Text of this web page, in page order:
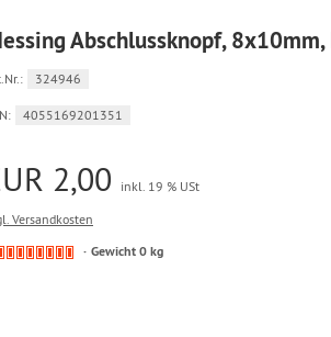
Abschlussknopf,
324946
4055169201351
2,00
inkl. 19 % USt
Versandkosten
KeinGewicht 0 kg